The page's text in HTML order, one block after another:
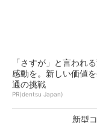
「さすが」と言われ
感動を。新しい価値
通の挑戦
PR(dentsu Japan)
新型